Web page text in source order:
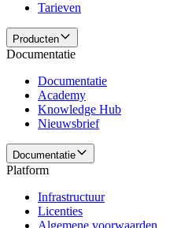
Tarieven
Producten
Documentatie
Documentatie
Academy
Knowledge Hub
Nieuwsbrief
Documentatie
Platform
Infrastructuur
Licenties
Algemene voorwaarden